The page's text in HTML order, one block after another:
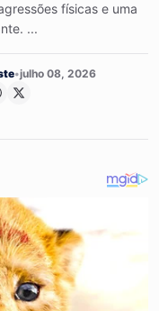
físicas e uma
...
•julho 08, 2026